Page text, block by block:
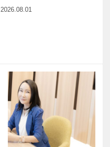
2026.08.01